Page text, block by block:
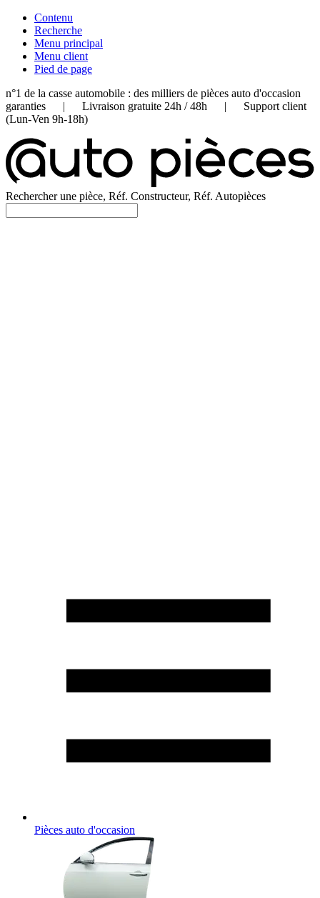
Contenu
Recherche
Menu principal
Menu client
Pied de page
n°1 de la casse automobile : des milliers de pièces auto d'occasion
garanties | Livraison gratuite 24h / 48h | Support client
(Lun-Ven 9h-18h)
Rechercher une pièce, Réf. Constructeur, Réf. Autopièces
Pièces auto d'occasion